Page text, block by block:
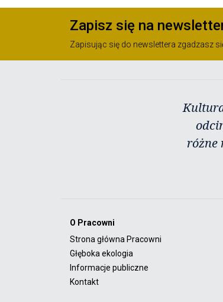
Zapisz się na
Zapisując się do newslettera zgadzasz
różne
O Pracowni
Strona główna Pracowni
Głęboka ekologia
Informacje publiczne
Kontakt